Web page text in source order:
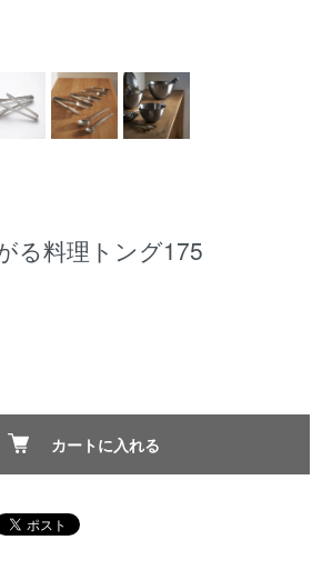
る料理トング175
カートに入れる